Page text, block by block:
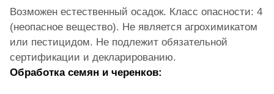
Возможен естественный осадок. Класс опасности: 4
(неопасное вещество). Не является агрохимикатом
или пестицидом. Не подлежит обязательной
сертификации и декларированию.
Обработка семян и черенков: